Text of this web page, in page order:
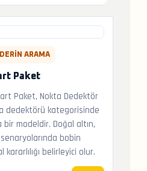
ARAMA
Paket
Paket, Nokta Dedektör
dedektörü kategorisinde
modeldir. Doğal altın,
bobin
belirleyici olur.